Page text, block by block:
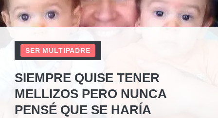
SER MULTIPADRE
SIEMPRE QUISE TENER
MELLIZOS PERO NUNCA
PENSÉ QUE SE HARÍA